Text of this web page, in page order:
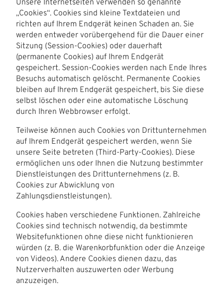
Unsere Internetseiten verwenden so genannte
„Cookies“. Cookies sind kleine Textdateien und
richten auf Ihrem Endgerät keinen Schaden an. Sie
werden entweder vorübergehend für die Dauer einer
Sitzung (Session-Cookies) oder dauerhaft
(permanente Cookies) auf Ihrem Endgerät
gespeichert. Session-Cookies werden nach Ende Ihres
Besuchs automatisch gelöscht. Permanente Cookies
bleiben auf Ihrem Endgerät gespeichert, bis Sie diese
selbst löschen oder eine automatische Löschung
durch Ihren Webbrowser erfolgt.
Teilweise können auch Cookies von Drittunternehmen
auf Ihrem Endgerät gespeichert werden, wenn Sie
unsere Seite betreten (Third-Party-Cookies). Diese
ermöglichen uns oder Ihnen die Nutzung bestimmter
Dienstleistungen des Drittunternehmens (z. B.
Cookies zur Abwicklung von
Zahlungsdienstleistungen).
Cookies haben verschiedene Funktionen. Zahlreiche
Cookies sind technisch notwendig, da bestimmte
Websitefunktionen ohne diese nicht funktionieren
würden (z. B. die Warenkorbfunktion oder die Anzeige
von Videos). Andere Cookies dienen dazu, das
Nutzerverhalten auszuwerten oder Werbung
anzuzeigen.